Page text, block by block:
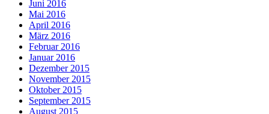
Juni 2016
Mai 2016
April 2016
März 2016
Februar 2016
Januar 2016
Dezember 2015
November 2015
Oktober 2015
September 2015
August 2015